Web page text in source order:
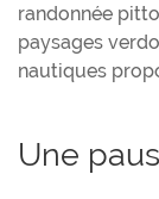
randonnée
paysages
nautiques
Une